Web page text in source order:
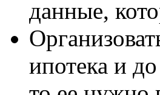
данные,
ипотека и